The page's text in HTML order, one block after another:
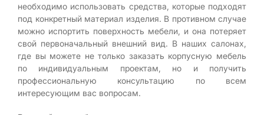
необходимо использовать средства, которые подходят
под конкретный материал изделия. В противном случае
можно испортить поверхность мебели, и она потеряет
свой первоначальный внешний вид. В наших салонах,
где вы можете не только заказать корпусную мебель
по индивидуальным проектам, но и получить
профессиональную консультацию по всем
интересующим вас вопросам.